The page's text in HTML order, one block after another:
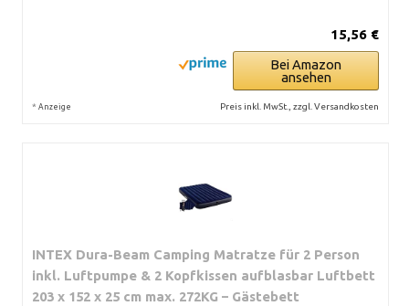
15,56 €
Bei Amazon
ansehen
* Anzeige Preis inkl. MwSt., zzgl. Versandkosten
INTEX Dura-Beam Camping Matratze für 2 Person
inkl. Luftpumpe & 2 Kopfkissen aufblasbar Luftbett
203 x 152 x 25 cm max. 272KG – Gästebett